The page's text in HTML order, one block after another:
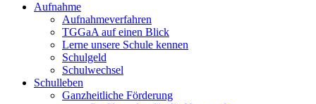
Aufnahme
Aufnahmeverfahren
TGGaA auf einen Blick
Lerne unsere Schule kennen
Schulgeld
Schulwechsel
Schulleben
Ganzheitliche Förderung